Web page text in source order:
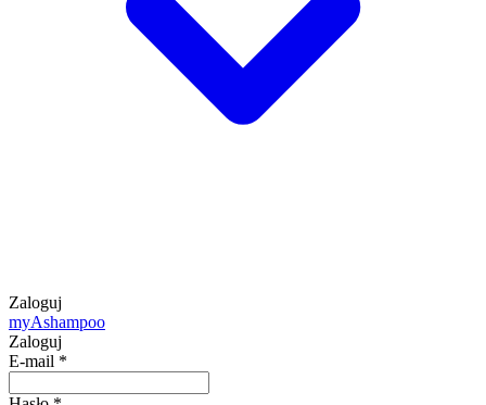
Zaloguj
myAshampoo
Zaloguj
E-mail *